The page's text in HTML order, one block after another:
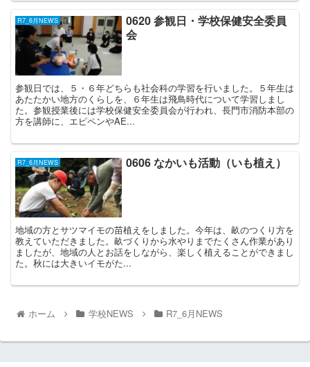
R7_6月NEWS
0620 参観日・学校保健安全委員
会
参観日では、５・６年どちらも社会科の学習を行いました。５年生は
あたたかい地方のくらしを、６年生は飛鳥時代について学習しまし
た。参観授業後には学校保健安全委員会が行われ、長門市消防本部の
方を講師に、エピペンやAE...
R7_6月NEWS 0606 なかいも活動（いも植え）
地域の方とサツマイモの苗植えをしました。今年は、畝のつくり方を
教えていただきました。畝づくりから水やりまでたくさん作業があり
ましたが、地域の人とお話をしながら、楽しく植えることができまし
た。秋には大きいイモがた...
ホーム 学校NEWS R7_6月NEWS